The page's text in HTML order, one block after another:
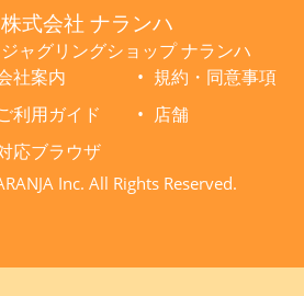
株式会社 ナランハ
ジャグリングショップ ナランハ
社案内
規約・同意事項
利用ガイド
店舗
応ブラウザ
Inc. All Rights Reserved.